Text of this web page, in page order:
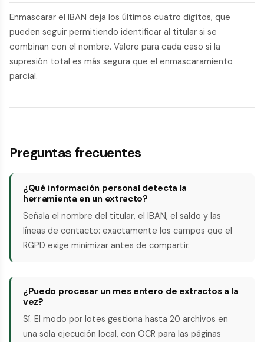
Enmascarar el IBAN deja los últimos cuatro dígitos, que
pueden seguir permitiendo identificar al titular si se
combinan con el nombre. Valore para cada caso si la
supresión total es más segura que el enmascaramiento
parcial.
Preguntas frecuentes
¿Qué información personal detecta la
herramienta en un extracto?
Señala el nombre del titular, el IBAN, el saldo y las
líneas de contacto: exactamente los campos que el
RGPD exige minimizar antes de compartir.
¿Puedo procesar un mes entero de extractos a la
vez?
Sí. El modo por lotes gestiona hasta 20 archivos en
una sola ejecución local, con OCR para las páginas